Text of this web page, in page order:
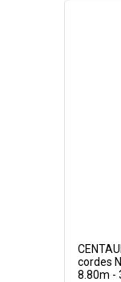
cordes
8.80m -